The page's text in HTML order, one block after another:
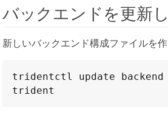
バックエンドを更新
新しいバックエンド構成ファイルを
tridentctl update backend
trident